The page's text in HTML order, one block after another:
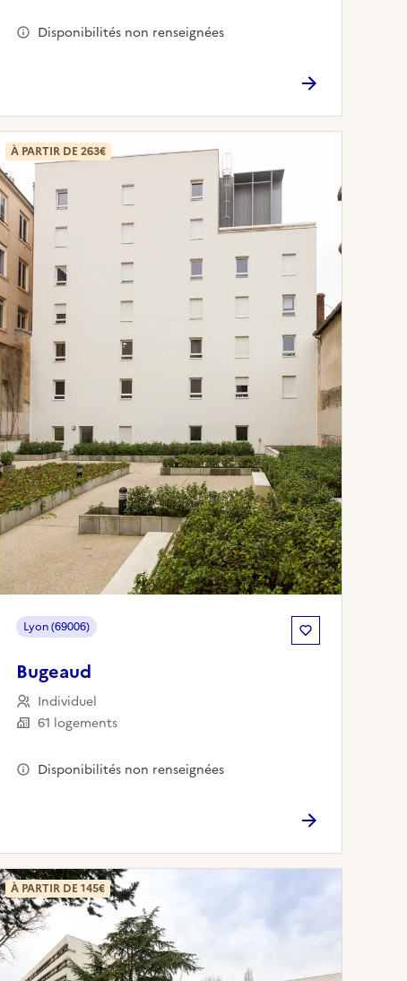
Disponibilités non renseignées
Bugeaud
Individuel
61 logements
Disponibilités non renseignées
Lyon (69006)
À PARTIR DE 263€
À PARTIR DE 145€